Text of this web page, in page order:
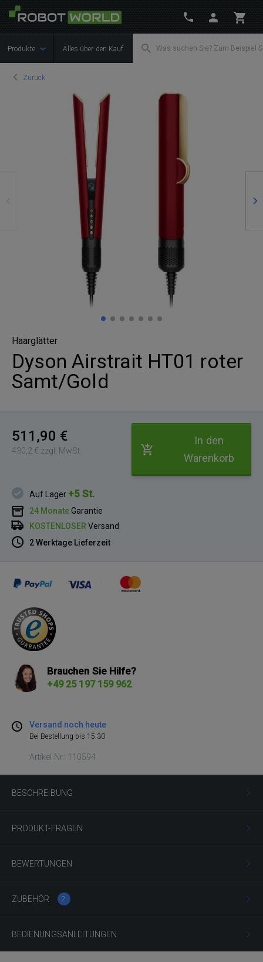
Produkte Alles über den Kauf
Zurück
Haarglätter
Dyson Airstrait HT01 roter
Samt/Gold
511,90 €
430,2 € zzgl. MwSt.
In den
Warenkorb
Auf Lager +5 St.
24 MonateGarantie
KOSTENLOSER Versand
2 Werktage Lieferzeit
Brauchen Sie Hilfe?
+49 25 197 159 962
Versand noch heute
Bei Bestellung bis 15:30
Artikel Nr.: 110594
BESCHREIBUNG
PRODUKT-FRAGEN
BEWERTUNGEN
ZUBEHÖR 2
BEDIENUNGSANLEITUNGEN